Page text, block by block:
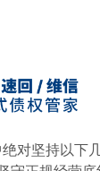
对坚持以下